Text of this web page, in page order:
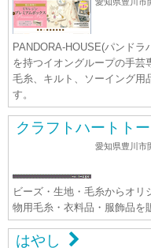
PANDORA-HOUSE(パンド
を持つイオングループの手芸
毛糸、キルト、ソーイング用
す。
クラフトハートト
愛知県豊川市
ビーズ・生地・毛糸からオ
物用毛糸・衣料品・服飾品を
はやし